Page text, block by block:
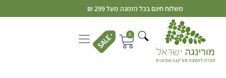
משלוח חינם בכל הזמנה מעל 299 ₪
0